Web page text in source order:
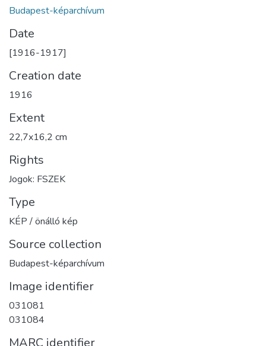
Budapest-képarchívum
Date
[1916-1917]
Creation date
1916
Extent
22,7x16,2 cm
Rights
Jogok: FSZEK
Type
KÉP / önálló kép
Source collection
Budapest-képarchívum
Image identifier
031081
031084
MARC identifier